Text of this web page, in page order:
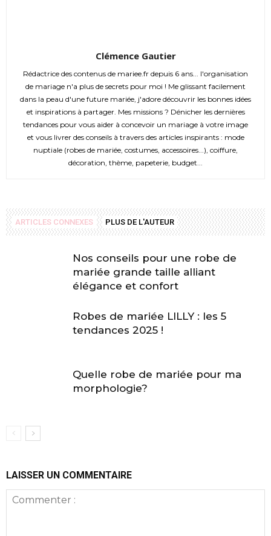
Clémence Gautier
Rédactrice des contenus de mariee.fr depuis 6 ans... l'organisation
de mariage n'a plus de secrets pour moi ! Me glissant facilement
dans la peau d'une future mariée, j'adore découvrir les bonnes idées
et inspirations à partager. Mes missions ? Dénicher les dernières
tendances pour vous aider à concevoir un mariage à votre image
et vous livrer des conseils à travers des articles inspirants : mode
nuptiale (robes de mariée, costumes, accessoires...), coiffure,
décoration, thème, papeterie, budget...
ARTICLES CONNEXES PLUS DE L'AUTEUR
Nos conseils pour une robe de
mariée grande taille alliant
élégance et confort
Robes de mariée LILLY : les 5
tendances 2025 !
Quelle robe de mariée pour ma
morphologie?
LAISSER UN COMMENTAIRE